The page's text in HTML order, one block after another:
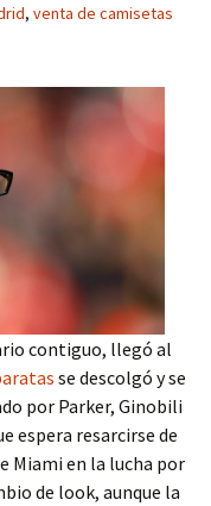
, venta de camisetas
contiguo, llegó al
se descolgó y se
por Parker, Ginobili
espera resarcirse de
Miami en la lucha por
de look, aunque la